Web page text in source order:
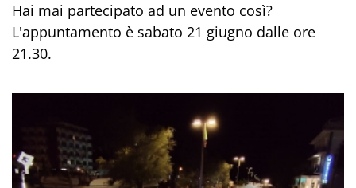
Hai mai partecipato ad un evento così?
L'appuntamento è sabato 21 giugno dalle ore
21.30.